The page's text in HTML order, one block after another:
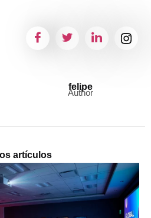
felipe
Author
artículos